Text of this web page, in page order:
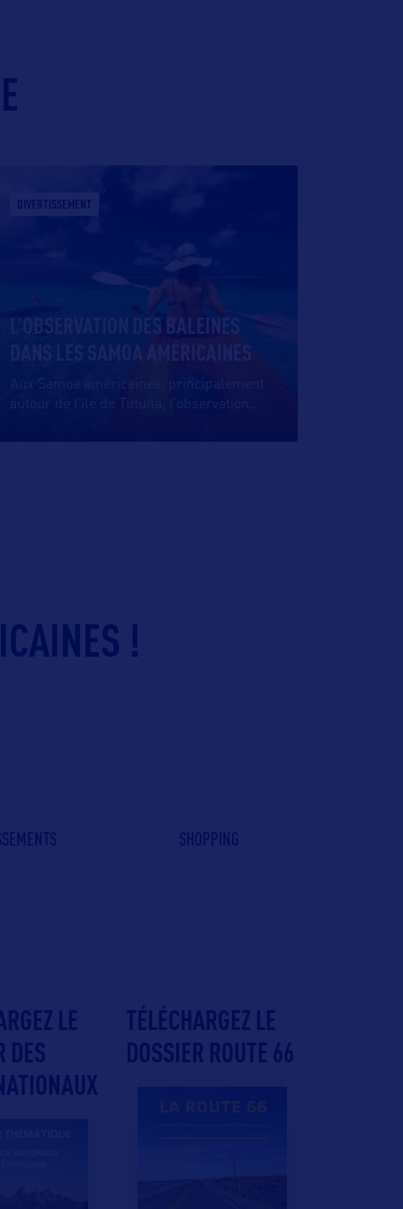
DIVERTISSEMENT
L’OBSERVATION DES BALEINES
DANS LES SAMOA AMÉRICAINES
Aux Samoa américaines, principalement
autour de l’île de Tutuila, l’observation
!
SHOPPING
LE
DES
TÉLÉCHARGEZ LE
DOSSIER ROUTE 66